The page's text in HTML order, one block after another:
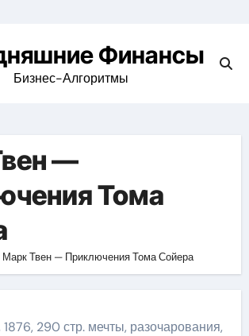
Финансы
Бизнес-Алгоритмы
—
Тома
Марк Твен — Приключения Тома Сойера
290 стр. мечты, разочарования,